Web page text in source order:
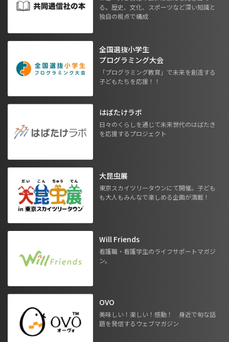
る。歴史、文化、スポーツなど深い知識と
独自の視点で構成
全国選抜小学生
プログラミング大会
「プログラミング教育」で未来を創造する
子どもたちを応援！！
はばたけラボ
日々のくらしを通じて未来世代のはばたき
を応援するプロジェクト
大昆虫展
東京スカイツリータウンにて開催。子ども
も大人もみんなで楽しめる企画が満載！
Will Friends
看護職・看護学生のライフサポートマガジ
ン。
OVO
美味しい！楽しい！感動！ 身近で旬な話
題を発信するウェブマガジン